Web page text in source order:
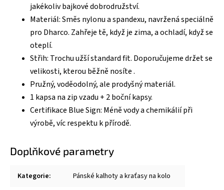
jakékoliv bajkové dobrodružství.
Materiál: Směs nylonu a spandexu, navržená speciálně
pro Dharco. Zahřeje tě, když je zima, a ochladí, když se
oteplí.
Střih: Trochu užší standard fit. Doporučujeme držet se
velikosti, kterou běžně nosíte .
Pružný, voděodolný, ale prodyšný materiál.
1 kapsa na zip vzadu + 2 boční kapsy.
Certifikace Blue Sign: Méně vody a chemikálií při
výrobě, víc respektu k přírodě.
Doplňkové parametry
Kategorie: Pánské kalhoty a kraťasy na kolo